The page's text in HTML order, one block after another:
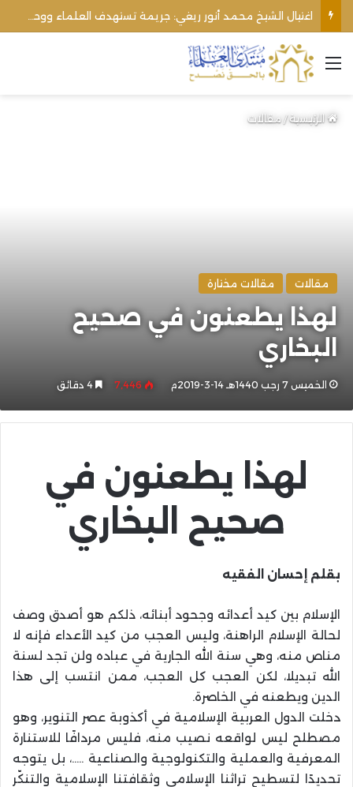
القائمة
الرئيسية/مقالات
مقالات مقالات مختارة
لهذا يطعنون في صحيح
البخاري
الخميس 7 رجب 1440هـ 14-3-2019م 7٬446
لهذا يطعنون في
صحيح البخاري
بقلم إحسان الفقيه
الإسلام بين كيد أعدائه وجحود أبنائه، ذلكم هو أصدق وصف
لحالة الإسلام الراهنة، وليس العجب من كيد الأعداء فإنه لا
مناص منه، وهي سنة الله الجارية في عباده ولن تجد لسنة
الله تبديلا، لكن العجب كل العجب، ممن انتسب إلى هذا
الدين ويطعنه في الخاصرة.
دخلت الدول العربية الإسلامية في أكذوبة عصر التنوير، وهو
مصطلح ليس لواقعه نصيب منه، فليس مردافًا للاستنارة
المعرفية والعملية والتكنولوجية والصناعية …..، بل يتوجه
تحديدًا لتسطيح تراثنا الإسلامي وثقافتنا الإسلامية والتنكّر